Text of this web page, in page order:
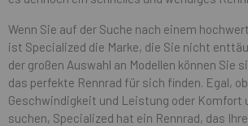
Wenn Sie auf der Suche nach einem
ist Specialized die Marke, die Sie nicht
der großen Auswahl an Modellen können Sie
das perfekte Rennrad für sich finden. Egal,
Geschwindigkeit und Leistung oder Komfort
suchen, Specialized hat ein Rennrad, das